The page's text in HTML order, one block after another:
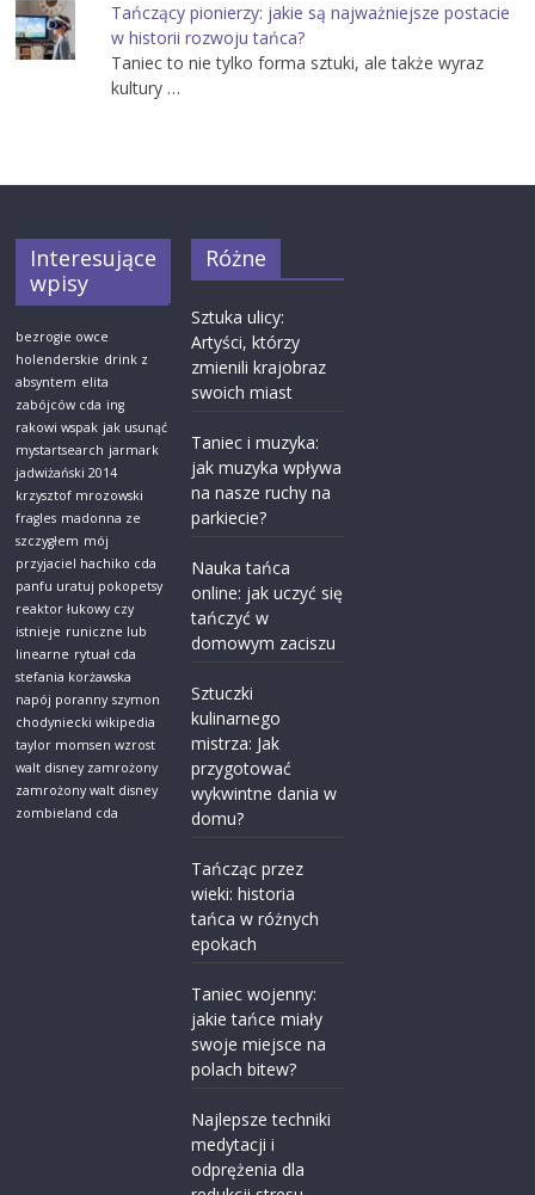
Tańczący pionierzy: jakie są najważniejsze postacie
w historii rozwoju tańca?
Taniec to nie tylko forma sztuki, ale także wyraz
kultury …
Interesujące
wpisy
bezrogie owce
holenderskie drink z
absyntem elita
zabójców cda ing
rakowi wspak jak usunąć
mystartsearch jarmark
jadwiżański 2014
krzysztof mrozowski
fragles madonna ze
szczygłem mój
przyjaciel hachiko cda
panfu uratuj pokopetsy
reaktor łukowy czy
istnieje runiczne lub
linearne rytuał cda
stefania korżawska
napój poranny szymon
chodyniecki wikipedia
taylor momsen wzrost
walt disney zamrożony
zamrożony walt disney
zombieland cda
Różne
Sztuka ulicy:
Artyści, którzy
zmienili krajobraz
swoich miast
Taniec i muzyka:
jak muzyka wpływa
na nasze ruchy na
parkiecie?
Nauka tańca
online: jak uczyć się
tańczyć w
domowym zaciszu
Sztuczki
kulinarnego
mistrza: Jak
przygotować
wykwintne dania w
domu?
Tańcząc przez
wieki: historia
tańca w różnych
epokach
Taniec wojenny:
jakie tańce miały
swoje miejsce na
polach bitew?
Najlepsze techniki
medytacji i
odprężenia dla